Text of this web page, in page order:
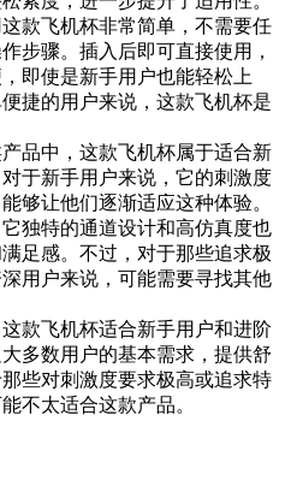
这款飞机杯非常简单，不需要任
步骤。插入后即可直接使用，
即使是新手用户也能轻松上
捷的用户来说，这款飞机杯是
产品中，这款飞机杯属于适合新
于新手用户来说，它的刺激度
够让他们逐渐适应这种体验。
独特的通道设计和高仿真度也
足感。不过，对于那些追求极
用户来说，可能需要寻找其他
款飞机杯适合新手用户和进阶
多数用户的基本需求，提供舒
些对刺激度要求极高或追求特
不太适合这款产品。